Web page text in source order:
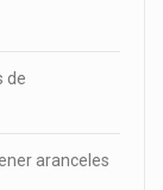
de
aranceles